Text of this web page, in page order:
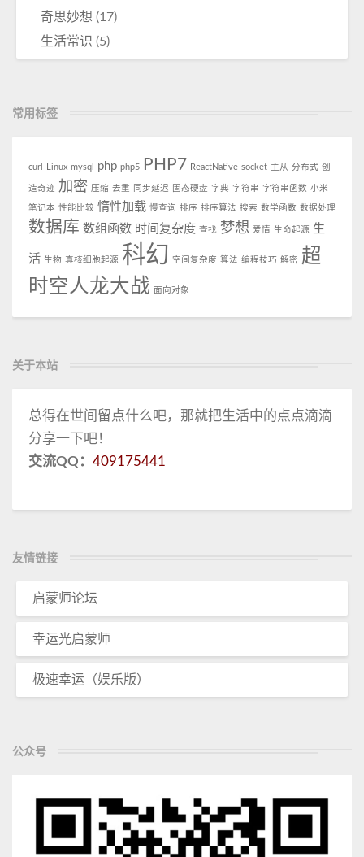
奇思妙想 (17)
生活常识 (5)
常用标签
curl Linux mysql php php5 PHP7 ReactNative socket 主从 分布式 创
造奇迹 加密 压缩 去重 同步延迟 固态硬盘 字典 字符串 字符串函数 小米
笔记本 性能比较 惰性加载 慢查询 排序 排序算法 搜索 数学函数 数据处理
数据库 数组函数 时间复杂度 查找 梦想 爱情 生命起源 生
活 生物 真核细胞起源 科幻 空间复杂度 算法 编程技巧 解密 超
时空人龙大战 面向对象
关于本站
总得在世间留点什么吧，那就把生活中的点点滴滴
分享一下吧！
交流QQ： 409175441
友情链接
启蒙师论坛
幸运光启蒙师
极速幸运（娱乐版）
公众号